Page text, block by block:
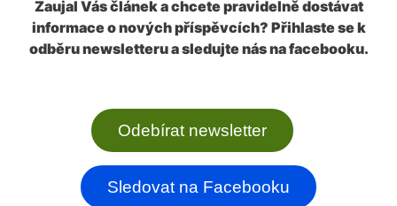
Zaujal Vás článek a chcete pravidelně dostávat
informace o nových příspěvcích? Přihlaste se k
odběru newsletteru a sledujte nás na facebooku.
Odebírat newsletter
Sledovat na Facebooku